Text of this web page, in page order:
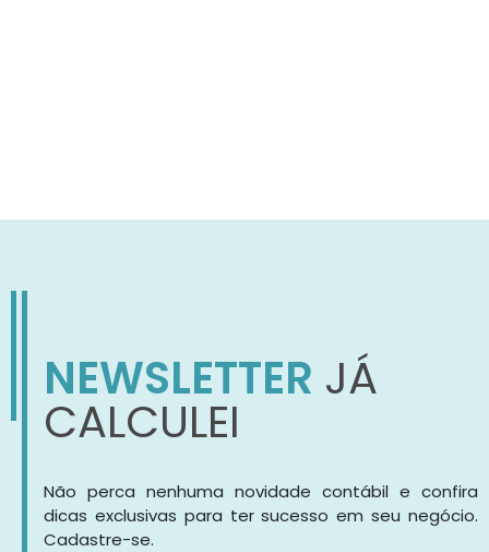
NEWSLETTER JÁ
CALCULEI
Não perca nenhuma novidade contábil e confira
dicas exclusivas para ter sucesso em seu negócio.
Cadastre-se.